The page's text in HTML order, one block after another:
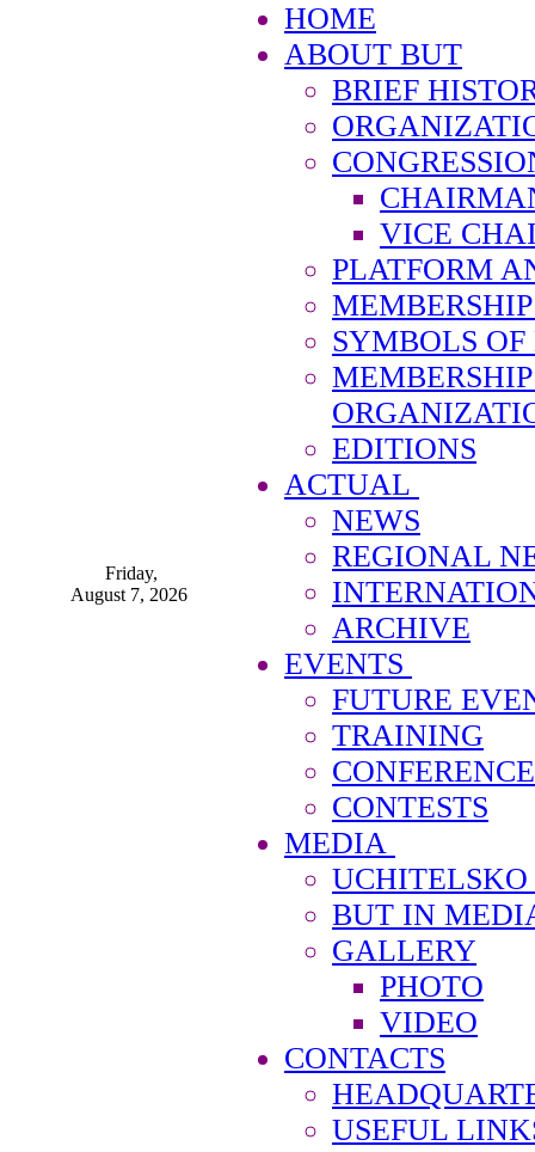
Friday,
August 7, 2026
HOME
ABOUT BUT
BRIEF
VICE
PLATFORM
SYMBOLS
EDITIONS
ACTUAL
NEWS
REGIONAL
ARCHIVE
EVENTS
FUTURE
TRAINING
CONTESTS
MEDIA
BUT IN
GALLERY
PHOTO
VIDEO
CONTACTS
USEFUL